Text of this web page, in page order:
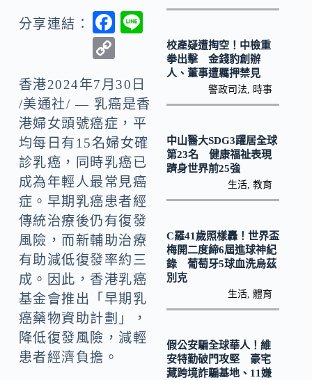
分享連結：
F
b
o
o
k
p
y
Li
n
k
香港2024年7月30日
/美通社/ — 乳癌是香
港婦女頭號癌症，平
均每日有15名婦女確
診乳癌，同時乳癌已
成為年輕人最常見癌
症。早期乳癌患者經
傳統治療後仍有復發
風險，而新輔助治療
有助減低復發率約三
成。因此，香港乳癌
基金會推出「早期乳
癌藥物資助計劃」，
降低復發風險，減輕
患者經濟負擔。
校產疑遭掏空！中檢重
拳出擊 金錢豹創辦
人、董事遭羈押禁見
警政司法 時事
中山醫大SDG3躍居全球
第23名 健康福祉表現
躋身世界前25強
生活 ,教育
C羅41歲照樣轟！世界盃
梅開二度締6屆進球神紀
錄 葡萄牙5球血洗烏茲
別克
生活 ,體育
假公安騙全球華人！維
安特勤破門攻堅 豪宅
藏跨境詐騙基地、11嫌